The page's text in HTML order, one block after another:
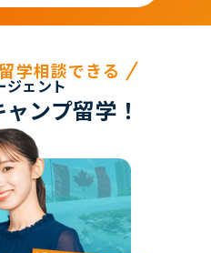
学相談できる
ジェント
ンプ留学！